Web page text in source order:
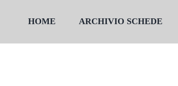
HOME ARCHIVIO SCHEDE